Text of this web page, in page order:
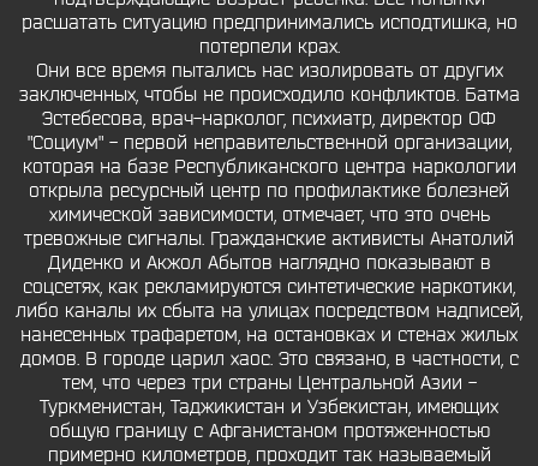
расшатать ситуацию предпринимались исподтишка, но
потерпели крах.
Они все время пытались нас изолировать от других
заключенных, чтобы не происходило конфликтов. Батма
Эстебесова, врач-нарколог, психиатр, директор ОФ
"Социум" - первой неправительственной организации,
которая на базе Республиканского центра наркологии
открыла ресурсный центр по профилактике болезней
химической зависимости, отмечает, что это очень
тревожные сигналы. Гражданские активисты Анатолий
Диденко и Акжол Абытов наглядно показывают в
соцсетях, как рекламируются синтетические наркотики,
либо каналы их сбыта на улицах посредством надписей,
нанесенных трафаретом, на остановках и стенах жилых
домов. В городе царил хаос. Это связано, в частности, с
тем, что через три страны Центральной Азии -
Туркменистан, Таджикистан и Узбекистан, имеющих
общую границу с Афганистаном протяженностью
примерно километров, проходит так называемый